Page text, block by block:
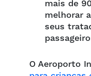
mais de
melhorar
seus
O Aeroporto